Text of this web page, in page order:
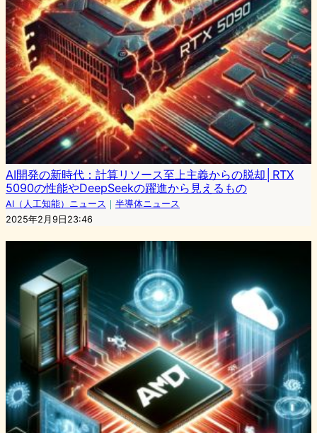
AI開発の新時代：計算リソース至上主義からの脱却│RTX
5090の性能やDeepSeekの躍進から見えるもの
AI（人工知能）ニュース ｜ 半導体ニュース
2025年2月9日23:46